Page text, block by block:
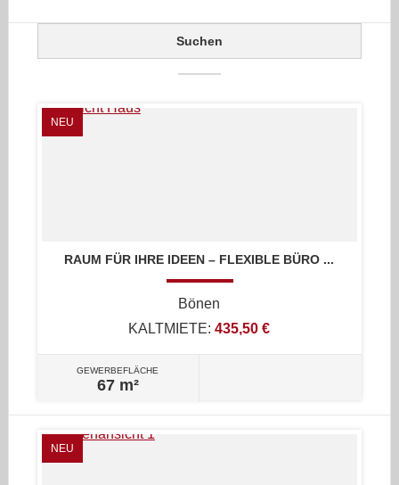
NEU
RAUM FÜR IHRE IDEEN – FLEXIBLE BÜRO ...
Bönen
KALTMIETE: 435,50 €
GEWERBEFLÄCHE
67 m²
NEU